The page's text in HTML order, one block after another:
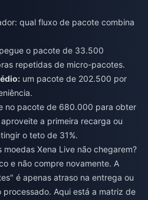
qual fluxo de pacote combina
pegue o pacote de 33.500
repetidas de micro-pacotes.
um pacote de 202.500 por
no pacote de 680.000 para obter
a primeira recarga ou
o teto de 31%.
Xena Live não chegarem?
e não compre novamente. A
é apenas atraso na entrega ou
Aqui está a matriz de